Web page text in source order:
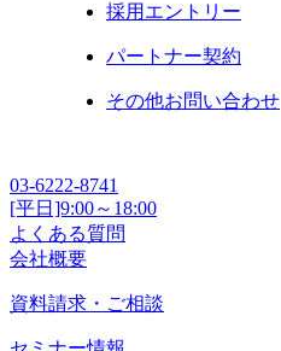
採用エントリー
パートナー契約
その他お問い合わせ
03-6222-8741
[平日]9:00～18:00
よくある質問
会社概要
資料請求・ご相談